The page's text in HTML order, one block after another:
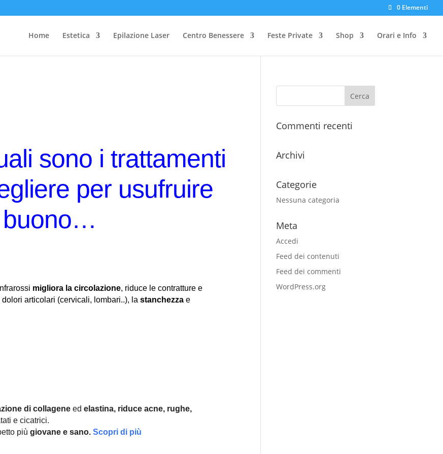
0 Elementi
Home Estetica Epilazione Laser Centro Benessere Feste Private Shop Orari e Info
sono i trattamenti
per usufruire
buono…
migliora la circolazione, riduce le contratture e
dolori articolari (cervicali, lombari..), lastanchezza e
di collageneed elastina, riduce acne, rughe,
e cicatrici.
piùgiovane e sano.Scopri di più
Commenti recenti
Archivi
Categorie
Nessuna categoria
Meta
Accedi
Feed dei contenuti
Feed dei commenti
WordPress.org